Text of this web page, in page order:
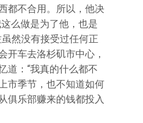
都不合用。所以，他决
么做是为了他，也是
然没有接受过任何正
开车去洛杉矶市中心，
道：“我真的什么都不
市季节，也不知道如何
俱乐部赚来的钱都投入